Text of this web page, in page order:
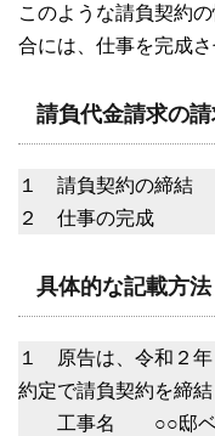
このような請負契約
合には、仕事を完成
請負代金請求の請
１ 請負契約の締結
２ 仕事の完成
具体的な記載方法
１ 原告は、令和２年
約定で請負契約を締結
工事名 ○○邸ベラ